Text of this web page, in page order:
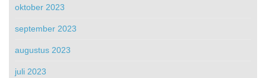
oktober 2023
september 2023
augustus 2023
juli 2023